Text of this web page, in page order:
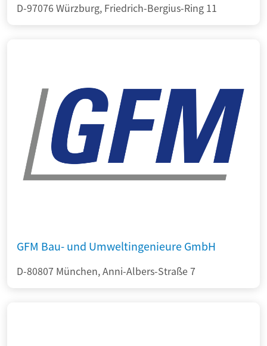
D-97076 Würzburg, Friedrich-Bergius-Ring 11
GFM Bau- und Umweltingenieure GmbH
D-80807 München, Anni-Albers-Straße 7